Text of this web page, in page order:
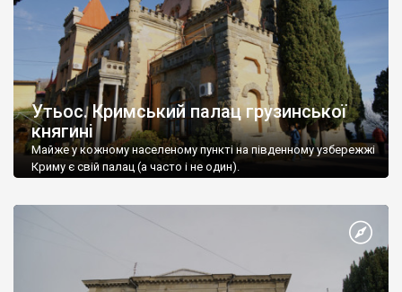
Утьос. Кримський палац грузинської
княгині
Майже у кожному населеному пункті на південному узбережжі
Криму є свій палац (а часто і не один).